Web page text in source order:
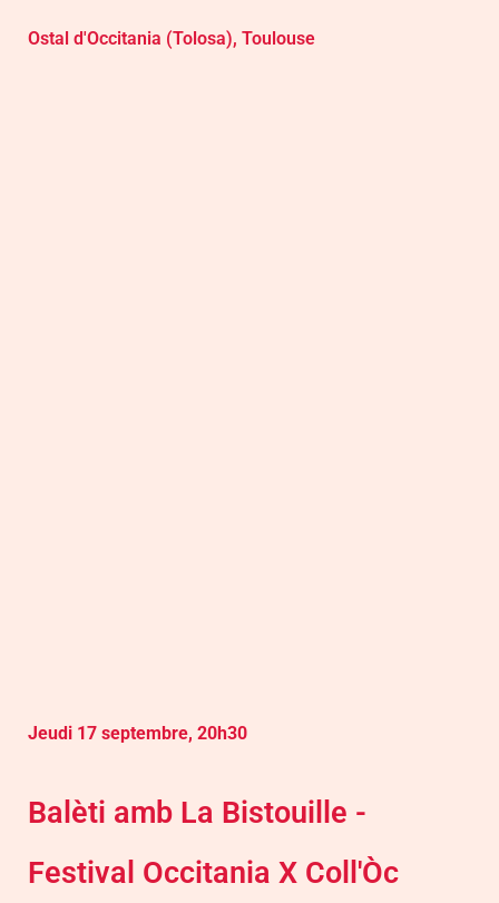
Ostal d'Occitania (Tolosa), Toulouse
Jeudi 17 septembre, 20h30
Balèti amb La Bistouille -
Festival Occitania X Coll'Òc